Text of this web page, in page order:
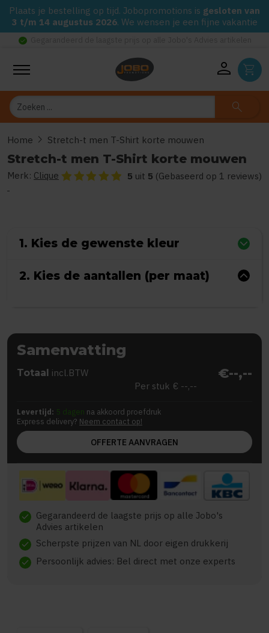
Plaats je bestelling op tijd. Jobopromotions is gesloten van
3 t/m 14 augustus 2026. We wensen je een fijne vakantie
check_circle
person shopping_cart
Zoeken search
Home chevron_right Stretch-t men T-Shirt korte mouwen
Stretch-t men T-Shirt korte mouwen
Merk: Clique De beoordeling van dit product is5 van de 5
5 uit 5 (Gebaseerd op 1 reviews)
1. Kies de gewenste kleur
2. Kies de aantallen (per maat)
Samenvatting
Totaal incl.BTW €--,--
Per stuk € --,--
Levertijd: 5 dagen na akkoord proefdruk
Express delivery? Neem contact op!
OFFERTE AANVRAGEN
check Gegarandeerd de laagste prijs op alle Jobo's
Advies artikelen
check Scherpste prijzen van NL door eigen drukkerij
check Persoonlijk advies: Bel direct met onze experts